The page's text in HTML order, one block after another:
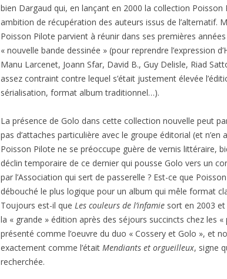
bien Dargaud qui, en lançant en 2000 la collection
ambition de récupération des auteurs issus de l’alternatif.
Poisson Pilote parvient à réunir dans ses premières
« nouvelle bande dessinée » (pour reprendre l’expression
Manu Larcenet, Joann Sfar, David B., Guy Delisle, Riad
assez contraint contre lequel s’était justement élevée
sérialisation, format album traditionnel…).
La présence de Golo dans cette collection nouvelle peut
pas d’attaches particulière avec le groupe éditorial (et n’en
Poisson Pilote ne se préoccupe guère de vernis littéraire,
déclin temporaire de ce dernier qui pousse Golo vers un
par l’Association qui sert de passerelle ? Est-ce que
débouché le plus logique pour un album qui mêle format
Toujours est-il que Les couleurs de l’infamie sort en 2003
la « grande » édition après des séjours succincts chez les
présenté comme l’oeuvre du duo « Cossery et Golo », et
exactement comme l’était Mendiants et orgueilleux, signe
recherchée.